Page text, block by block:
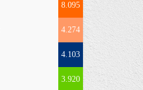
8.095
4.274
4.103
3.920